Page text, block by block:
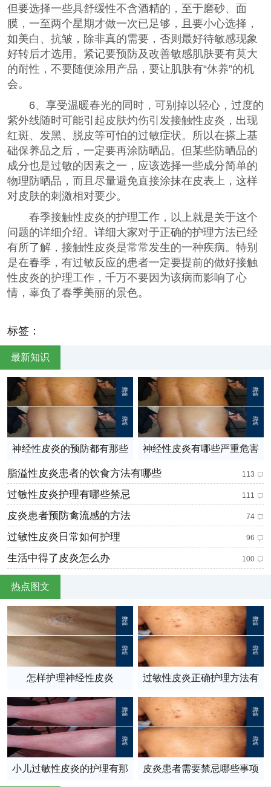
但要选择一些具舒缓性不含酒精的，至于磨砂、面
膜，一至两个星期才做一次已足够，且要小心选择，
如美白、抗皱，除非真的需要，否则最好待敏感现象
好转后才选用。紧记要预防及改善敏感肌肤要有莫大
的耐性，不要随便涂用产品，要让肌肤有“休养”的机
会。
6、享受温暖春光的同时，可别掉以轻心，过度的
紫外线随时可能引起皮肤灼伤引发接触性皮炎，出现
红斑、发黑、脱皮等可怕的过敏症状。所以在搽上基
础保养品之后，一定要再涂防晒品。但某些防晒品的
成分也是过敏的因素之一，应该选择一些成分简单的
物理防晒品，而且尽量避免直接涂抹在皮表上，这样
对皮肤的刺激相对要少。
春季接触性皮炎的护理工作，以上就是关于这个
问题的详细介绍。详细大家对于正确的护理方法已经
有所了解，接触性皮炎是常常发生的一种疾病。特别
是在春季，有过敏反应的患者一定要提前的做好接触
性皮炎的护理工作，千万不要因为该病而影响了心
情，辜负了春季美丽的景色。
标签：
最新知识
神经性皮炎的预防都有那些 神经性皮炎有哪些严重危害
脂溢性皮炎患者的饮食方法有哪些 113
过敏性皮炎护理有哪些禁忌 111
皮炎患者预防禽流感的方法 74
过敏性皮炎日常如何护理 96
生活中得了皮炎怎么办 100
热点图文
怎样护理神经性皮炎
过敏性皮炎正确护理方法有
哪些
小儿过敏性皮炎的护理有那
皮炎患者需要禁忌哪些事项